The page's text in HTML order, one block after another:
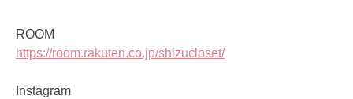
ROOM
https://room.rakuten.co.jp/shizucloset/
Instagram